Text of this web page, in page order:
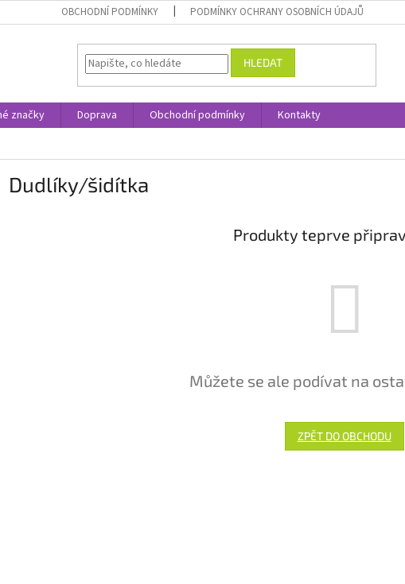
OBCHODNÍ PODMÍNKY PODMÍNKY OCHRANY OSOBNÍCH ÚDAJŮ
HLEDAT
značky Doprava Obchodní podmínky
Kontakty
Dudlíky/šidítka
Produkty teprve
Můžete se ale podívat na
ZPĚT DO OBCHODU